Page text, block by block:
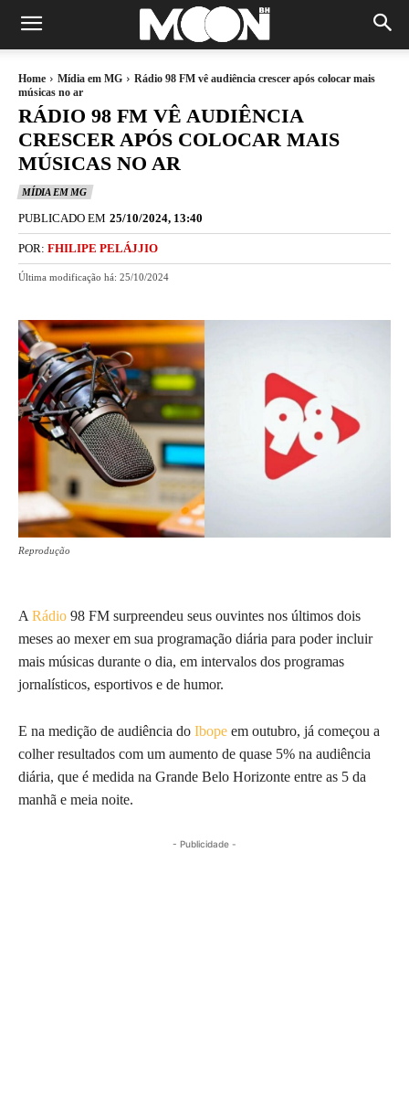
Home Mídia em MG
Rádio 98 FM vê audiência crescer após colocar mais
músicas no ar
RÁDIO 98 FM VÊ AUDIÊNCIA
CRESCER APÓS COLOCAR MAIS
MÚSICAS NO AR
MÍDIA EM MG
PUBLICADO EM 25/10/2024, 13:40
POR: FHILIPE PELÁJJIO
Última modificação há: 25/10/2024
Reprodução
A Rádio 98 FM surpreendeu seus ouvintes nos últimos dois
meses ao mexer em sua programação diária para poder incluir
mais músicas durante o dia, em intervalos dos programas
jornalísticos, esportivos e de humor.
E na medição de audiência do Ibope em outubro, já começou a
colher resultados com um aumento de quase 5% na audiência
diária, que é medida na Grande Belo Horizonte entre as 5 da
manhã e meia noite.
- Publicidade -